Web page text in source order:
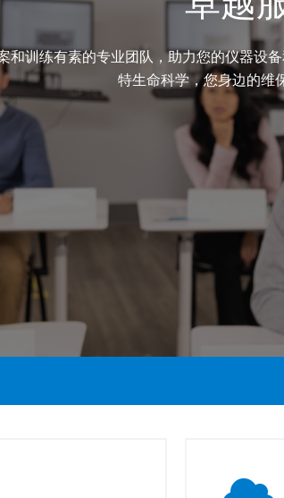
和训练有素的专业团队，助力您的仪器设
特生命科学，您身边的维